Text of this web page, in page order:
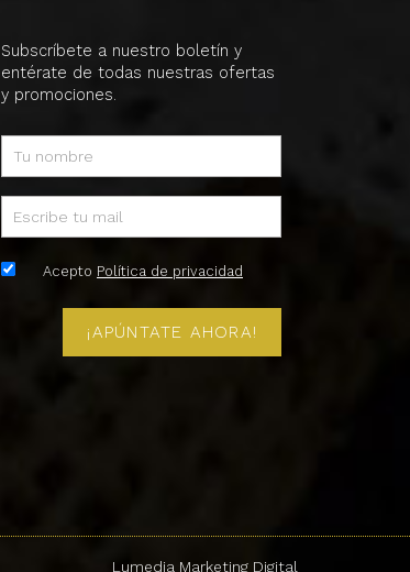
Subscríbete a nuestro boletín y
entérate de todas nuestras ofertas
y promociones.
Acepto Política de privacidad
¡APÚNTATE AHORA!
Lumedia Marketing Digital